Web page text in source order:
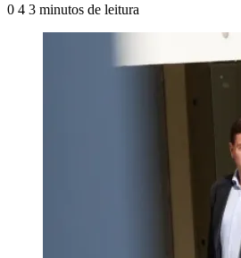
0 4 3 minutos de leitura